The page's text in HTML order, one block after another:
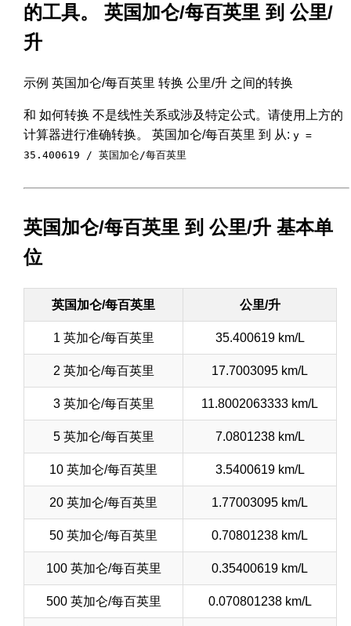
的工具。 英国加仑/每百英里 到 公里/
升
示例 英国加仑/每百英里 转换 公里/升 之间的转换
和 如何转换 不是线性关系或涉及特定公式。请使用上方的
计算器进行准确转换。 英国加仑/每百英里 到 从: y =
35.400619 / 英国加仑/每百英里
英国加仑/每百英里 到 公里/升 基本单
位
英国加仑/每百英里 公里/升
1 英加仑/每百英里 35.400619 km/L
2 英加仑/每百英里 17.7003095 km/L
3 英加仑/每百英里 11.8002063333 km/L
5 英加仑/每百英里 7.0801238 km/L
10 英加仑/每百英里 3.5400619 km/L
20 英加仑/每百英里 1.77003095 km/L
50 英加仑/每百英里 0.70801238 km/L
100 英加仑/每百英里 0.35400619 km/L
500 英加仑/每百英里 0.070801238 km/L